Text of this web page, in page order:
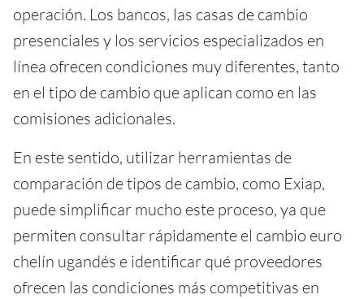
operación. Los bancos, las casas de cambio
presenciales y los servicios especializados en
línea ofrecen condiciones muy diferentes, tanto
en el tipo de cambio que aplican como en las
comisiones adicionales.
En este sentido, utilizar herramientas de
comparación de tipos de cambio, como Exiap,
puede simplificar mucho este proceso, ya que
permiten consultar rápidamente el cambio euro
chelín ugandés e identificar qué proveedores
ofrecen las condiciones más competitivas en